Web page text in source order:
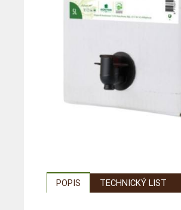
POPIS TECHNICKÝ LIST